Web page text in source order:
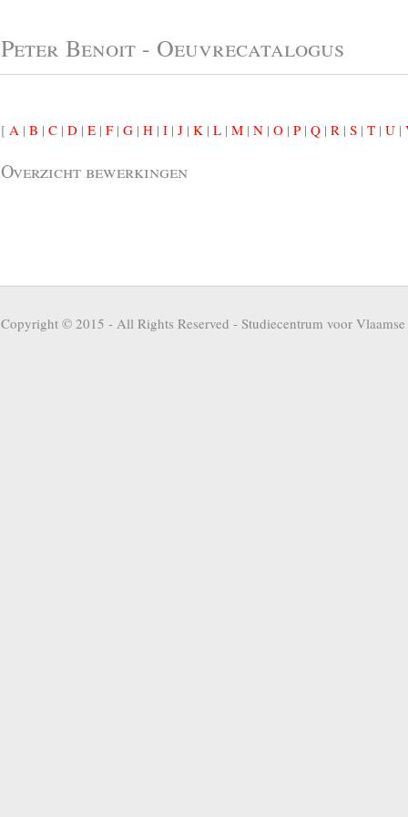
Peter Benoit - Oeuvrecatalogus
[ A | B | C | D | E | F| G | H | I | J | K | L | M | N | O | P | Q | R | S | T | U |
Overzicht bewerkingen
Copyright © 2015 - All Rights Reserved - Studiecentrum voor